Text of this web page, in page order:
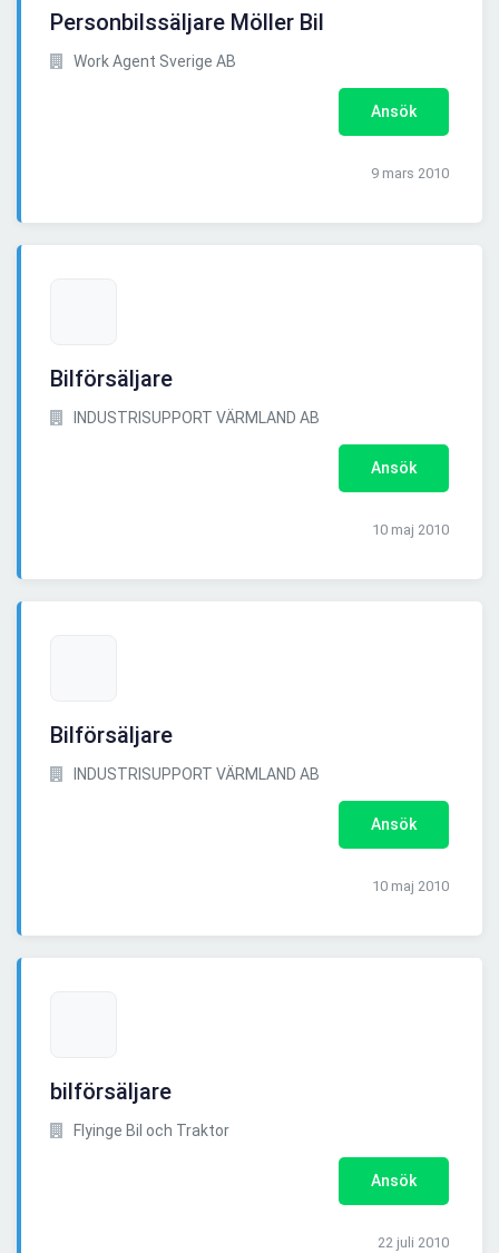
Personbilssäljare Möller Bil
Work Agent Sverige AB
Ansök
9 mars 2010
Bilförsäljare
INDUSTRISUPPORT VÄRMLAND AB
Ansök
10 maj 2010
Bilförsäljare
INDUSTRISUPPORT VÄRMLAND AB
Ansök
10 maj 2010
bilförsäljare
Flyinge Bil och Traktor
Ansök
22 juli 2010